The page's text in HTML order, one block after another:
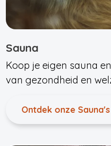
Sauna
Koop je eigen sauna
van gezondheid en
Ontdek onze Sauna's